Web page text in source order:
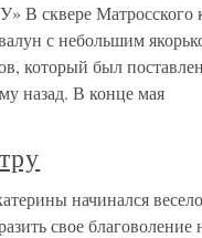
Матросского
с небольшим
который был
назад. В конце мая
начинался
свое